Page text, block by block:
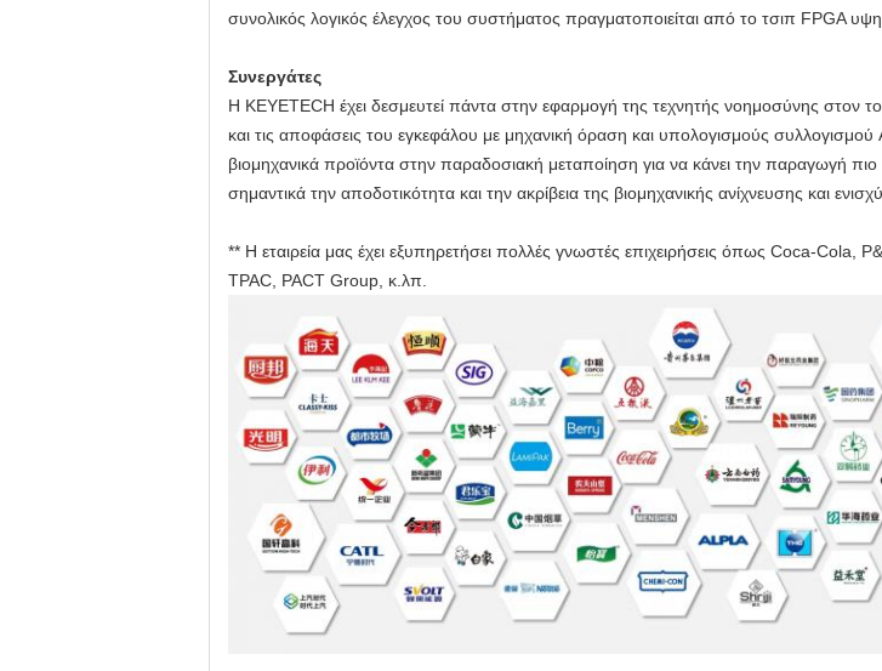
συνολικός λογικός έλεγχος του συστήματος πραγματοποιείται από το τσιπ FPGA
Συνεργάτες
Η KEYETECH έχει δεσμευτεί πάντα στην εφαρμογή της τεχνητής νοημοσύνης στον
και τις αποφάσεις του εγκεφάλου με μηχανική όραση και υπολογισμούς
βιομηχανικά προϊόντα στην παραδοσιακή μεταποίηση για να κάνει την παραγωγή
σημαντικά την αποδοτικότητα και την ακρίβεια της βιομηχανικής ανίχνευσης και
** Η εταιρεία μας έχει εξυπηρετήσει πολλές γνωστές επιχειρήσεις όπως Coca-
TPAC, PACT Group, κ.λπ.